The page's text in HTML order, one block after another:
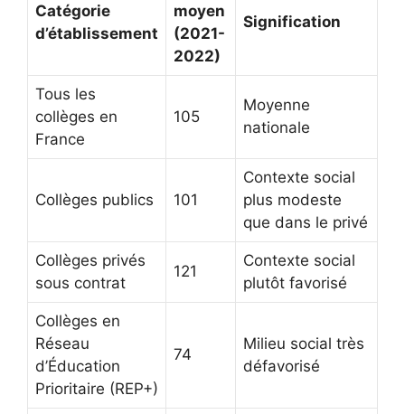
Catégorie
d’établissement
moyen
(2021-
2022)
Signification
Tous les
collèges en
France
105
Moyenne
nationale
Collèges publics 101
Contexte social
plus modeste
que dans le privé
Collèges privés
sous contrat
121
Contexte social
plutôt favorisé
Collèges en
Réseau
d’Éducation
Prioritaire (REP+)
74
Milieu social très
défavorisé